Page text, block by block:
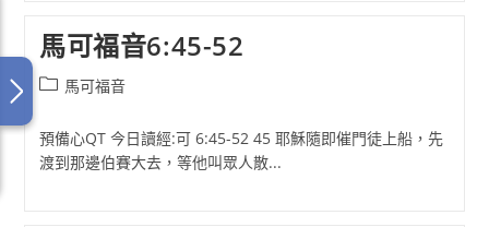
馬可福音6:45-52
Post馬可福音
預備心QT 今日讀經:可 6:45-52 45 耶穌隨即催門徒上船，先
渡到那邊伯賽大去，等他叫眾人散...